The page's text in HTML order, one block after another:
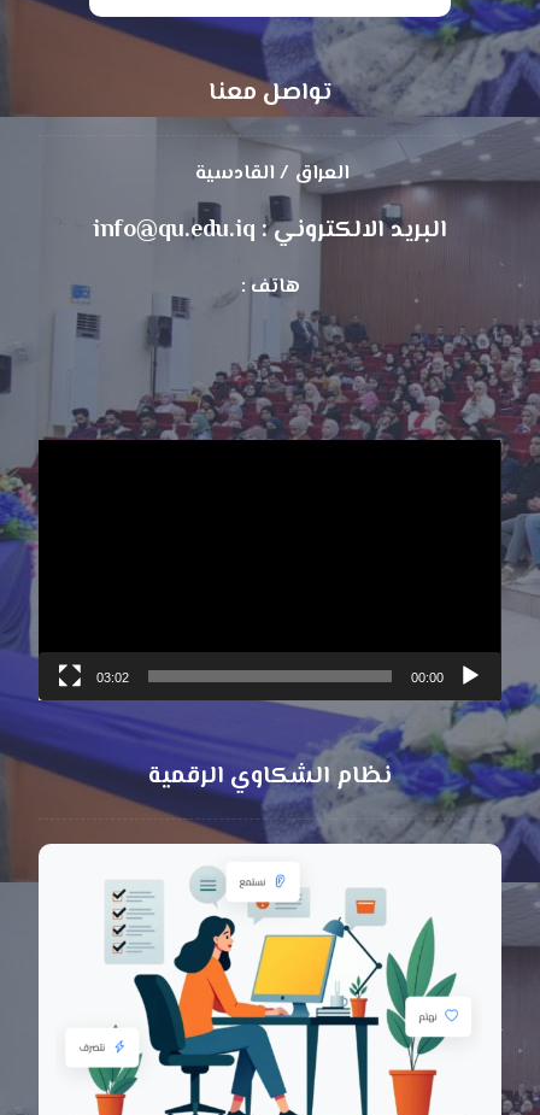
تواصل معنا
العراق / القادسية
البريد الالكتروني : info@qu.edu.iq
هاتف :
00:00
03:02
نظام الشكاوي الرقمية